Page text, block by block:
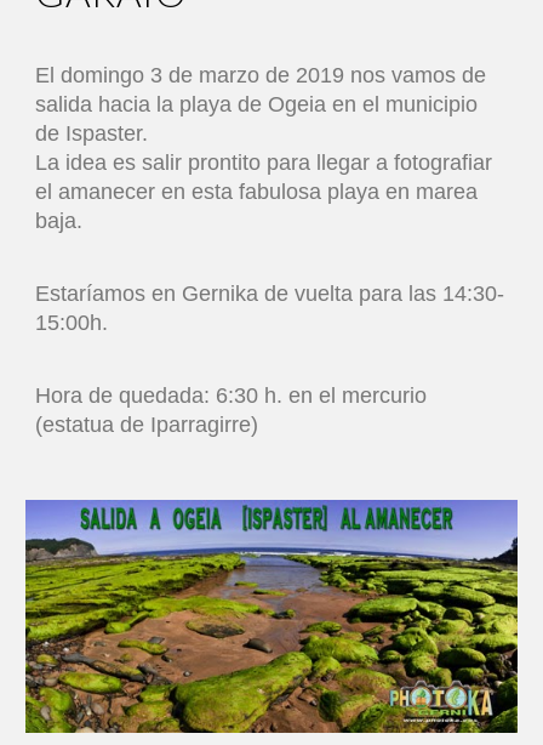
El domingo 3 de marzo de 2019 nos vamos de
salida hacia la playa de Ogeia en el municipio
de Ispaster.
La idea es salir prontito para llegar a fotografiar
el amanecer en esta fabulosa playa en marea
baja.
Estaríamos en Gernika de vuelta para las 14:30-
15:00h.
Hora de quedada: 6:30 h. en el mercurio
(estatua de Iparragirre)